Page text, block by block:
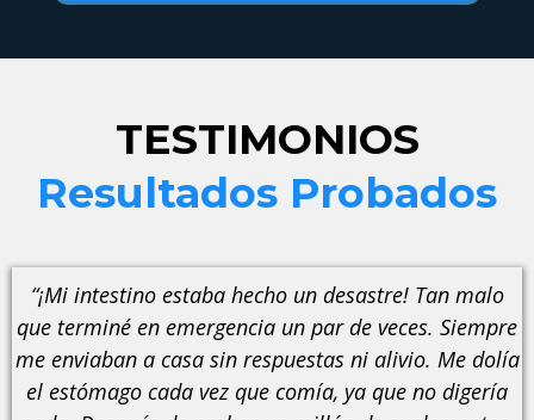
TESTIMONIOS
Resultados Probados
“¡Mi intestino estaba hecho un desastre! Tan malo
que terminé en emergencia un par de veces. Siempre
me enviaban a casa sin respuestas ni alivio. Me dolía
el estómago cada vez que comía, ya que no digería